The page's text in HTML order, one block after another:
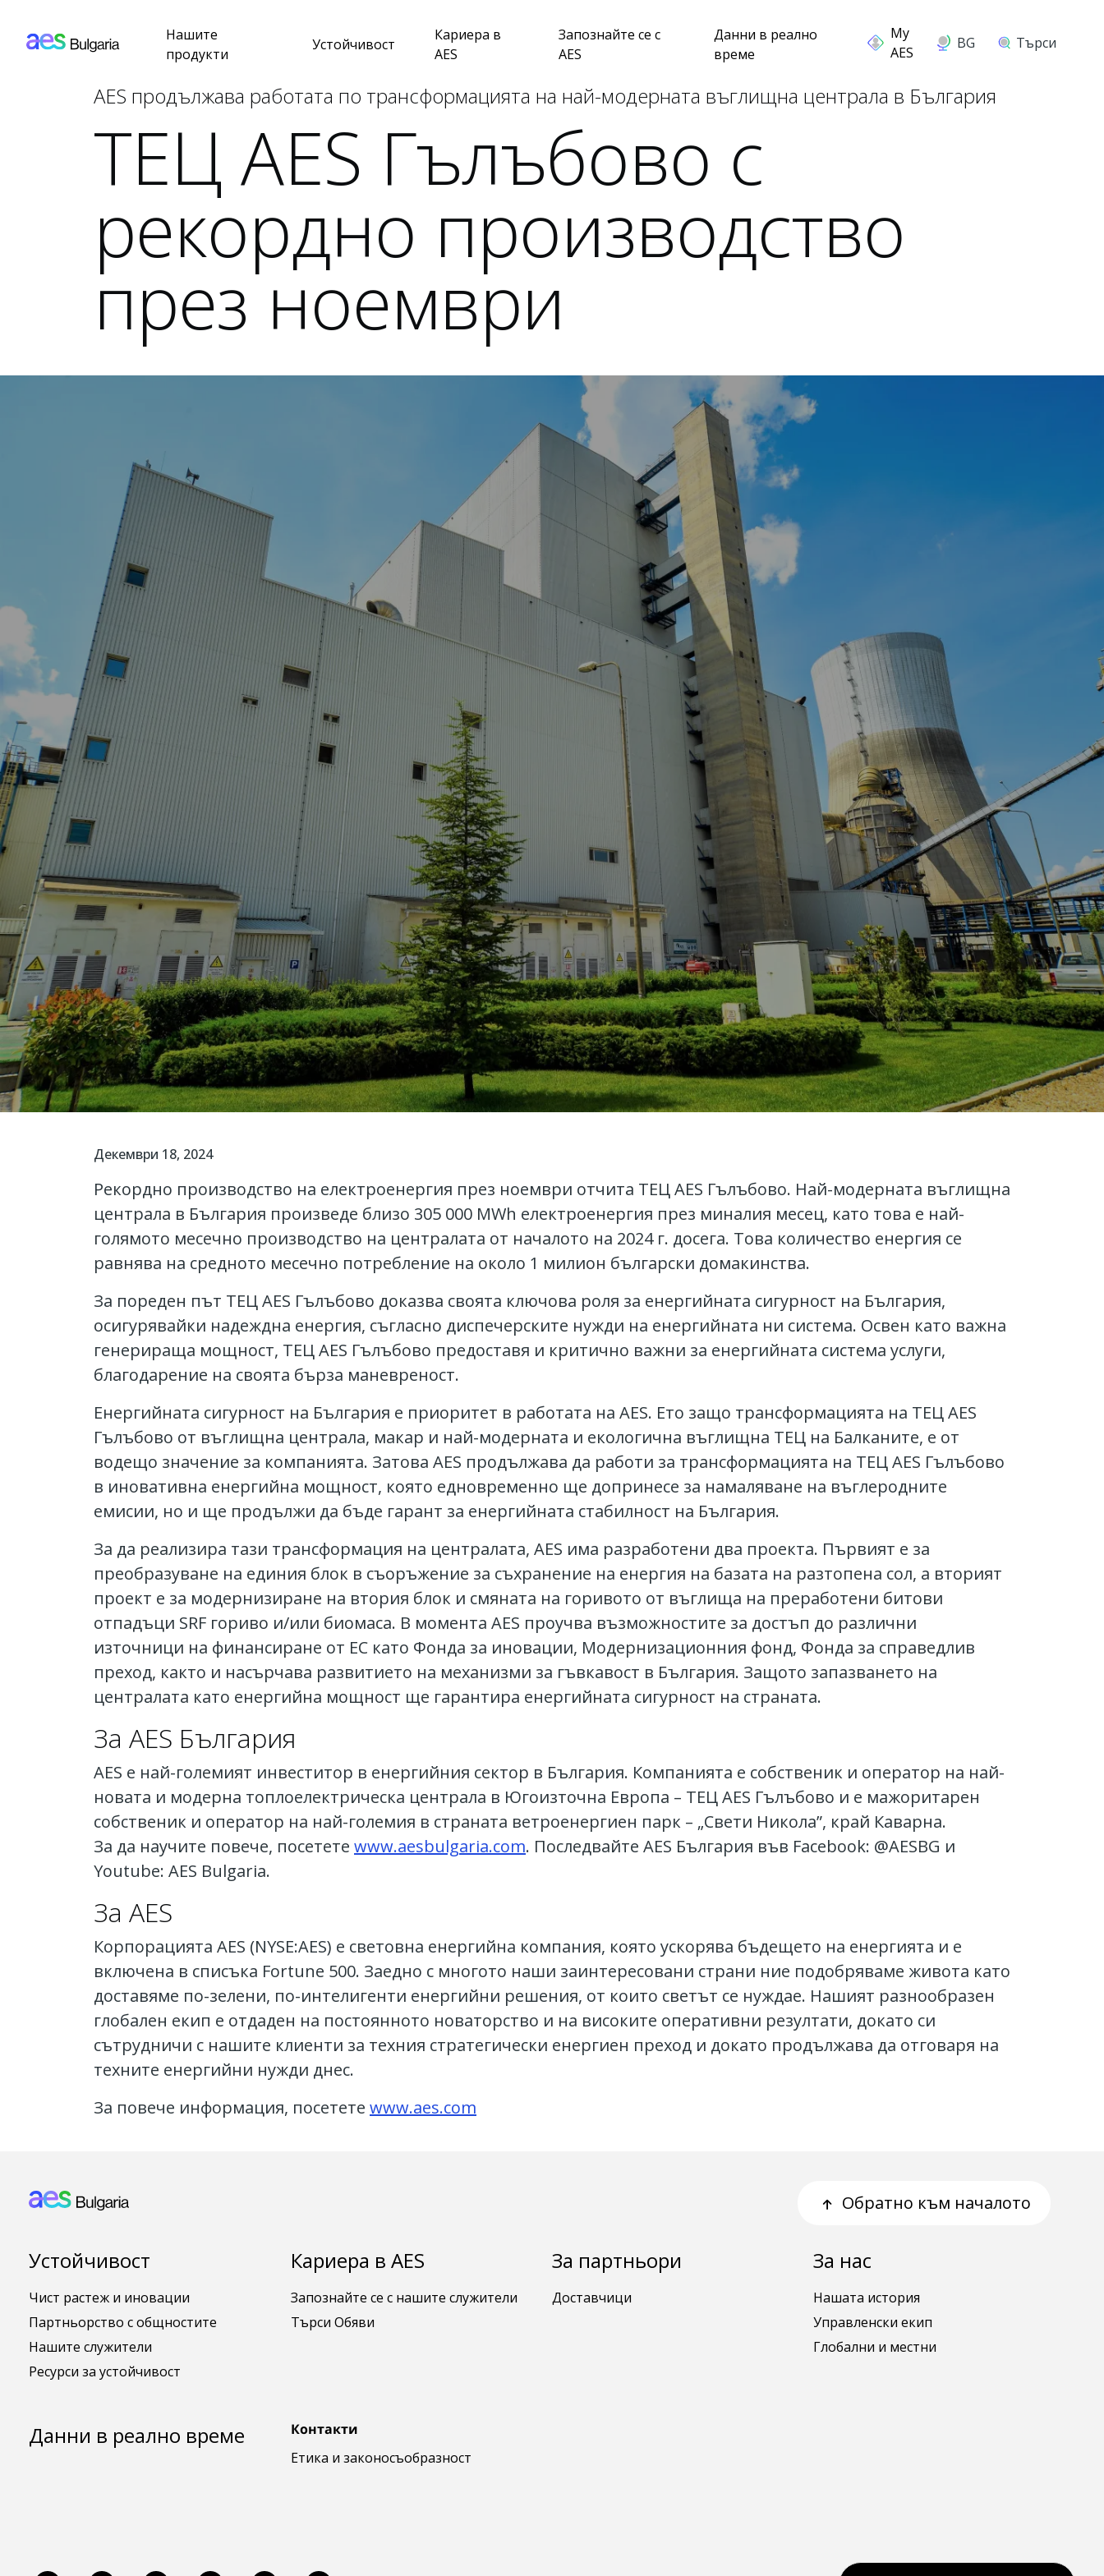
Нашите
продукти
Устойчивост
Кариера в
AES
Запознайте се с
AES
Данни в реално
време
BG Търси
AES продължава работата по трансформацията на най-модерната въглищна централа в България
ТЕЦ AES Гълъбово с
рекордно производство
през ноември
Декември 18, 2024
Рекордно производство на електроенергия през ноември отчита ТЕЦ AES Гълъбово. Най-модерната въглищна
централа в България произведе близо 305 000 MWh електроенергия през миналия месец, като това е най-
голямото месечно производство на централата от началото на 2024 г. досега. Това количество енергия се
равнява на средното месечно потребление на около 1 милион български домакинства.
За пореден път ТЕЦ AES Гълъбово доказва своята ключова роля за енергийната сигурност на България,
осигурявайки надеждна енергия, съгласно диспечерските нужди на енергийната ни система. Освен като важна
генерираща мощност, ТЕЦ AES Гълъбово предоставя и критично важни за енергийната система услуги,
благодарение на своята бърза маневреност.
Енергийната сигурност на България е приоритет в работата на AES. Ето защо трансформацията на ТЕЦ AES
Гълъбово от въглищна централа, макар и най-модерната и екологична въглищна ТЕЦ на Балканите, е от
водещо значение за компанията. Затова AES продължава да работи за трансформацията на ТЕЦ AES Гълъбово
в иновативна енергийна мощност, която едновременно ще допринесе за намаляване на въглеродните
емисии, но и ще продължи да бъде гарант за енергийната стабилност на България.
За да реализира тази трансформация на централата, AES има разработени два проекта. Първият е за
преобразуване на единия блок в съоръжение за съхранение на енергия на базата на разтопена сол, а вторият
проект е за модернизиране на втория блок и смяната на горивото от въглища на преработени битови
отпадъци SRF гориво и/или биомаса. В момента AES проучва възможностите за достъп до различни
източници на финансиране от ЕС като Фонда за иновации, Модернизационния фонд, Фонда за справедлив
преход, както и насърчава развитието на механизми за гъвкавост в България. Защото запазването на
централата като енергийна мощност ще гарантира енергийната сигурност на страната.
За AES България
AES е най-големият инвеститор в енергийния сектор в България. Компанията е собственик и оператор на най-
новата и модерна топлоелектрическа централа в Югоизточна Европа – ТЕЦ AES Гълъбово и е мажоритарен
собственик и оператор на най-големия в страната ветроенергиен парк – „Свети Никола”, край Каварна.
За да научите повече, посетете www.aesbulgaria.com. Последвайте AES България във Facebook: @AESBG и
Youtube: AES Bulgaria.
За AES
Корпорацията AES (NYSE:AES) е световна енергийна компания, която ускорява бъдещето на енергията и е
включена в списъка Fortune 500. Заедно с многото наши заинтересовани страни ние подобряваме живота като
доставяме по-зелени, по-интелигенти енергийни решения, от които светът се нуждае. Нашият разнообразен
глобален екип е отдаден на постоянното новаторство и на високите оперативни резултати, докато си
сътрудничи с нашите клиенти за техния стратегически енергиен преход и докато продължава да отговаря на
техните енергийни нужди днес.
За повече информация, посетете www.aes.com
Обратно към началото
Устойчивост
Чист растеж и иновации
Партньорство с общностите
Нашите служители
Ресурси за устойчивост
Кариера в AES
Запознайте се с нашите служители
Търси Обяви
За партньори
Доставчици
За нас
Нашата история
Управленски екип
Глобални и местни
Данни в реално време
Контакти
Етика и законосъобразност